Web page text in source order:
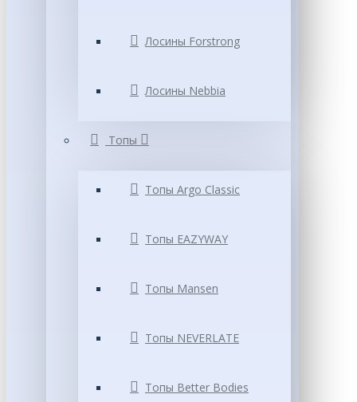
Лосины Forstrong
Лосины Nebbia
Топы
Топы Argo Classic
Топы EAZYWAY
Топы Mansen
Топы NEVERLATE
Топы Better Bodies